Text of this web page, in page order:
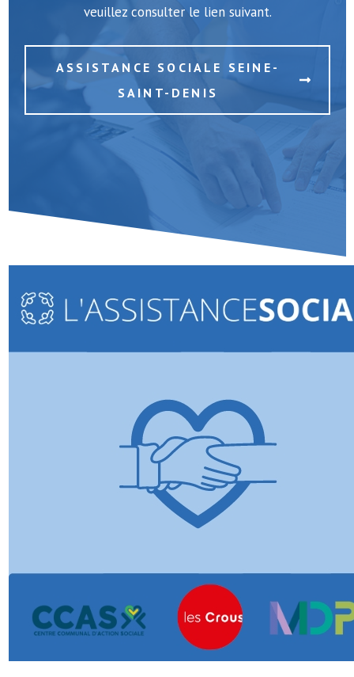
veuillez consulter le lien suivant.
ASSISTANCE SOCIALE SEINE-
SAINT-DENIS